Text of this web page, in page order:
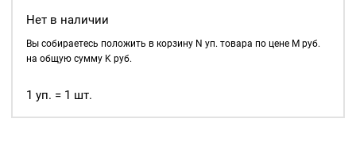
Нет в наличии
Вы собираетесь положить в корзину N уп. товара по цене Mруб.
на общую сумму K руб.
1 уп. = 1 шт.